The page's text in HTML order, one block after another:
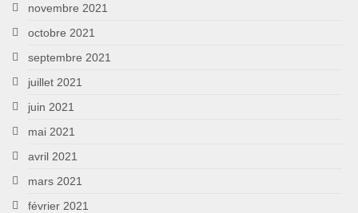
novembre 2021
octobre 2021
septembre 2021
juillet 2021
juin 2021
mai 2021
avril 2021
mars 2021
février 2021